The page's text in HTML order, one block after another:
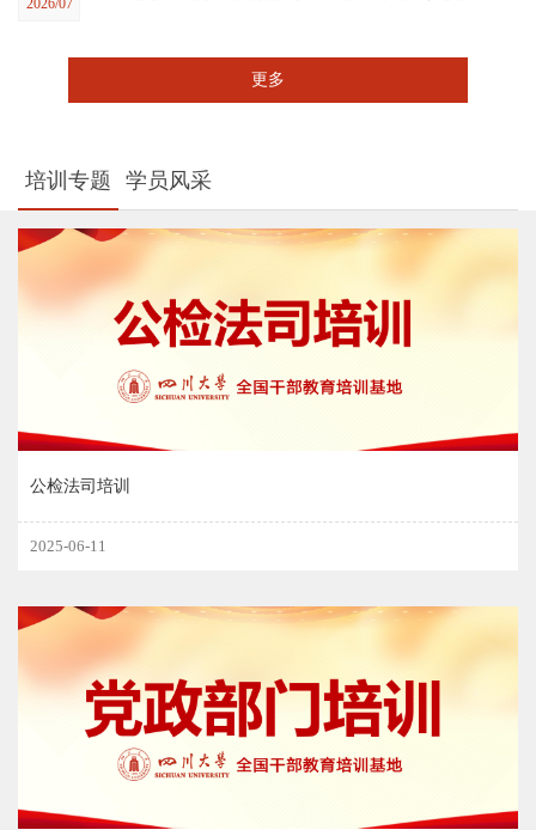
2026/07
更多
培训专题 学员风采
公检法司培训
2025-06-11